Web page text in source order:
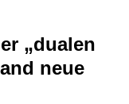
„dualen
neue